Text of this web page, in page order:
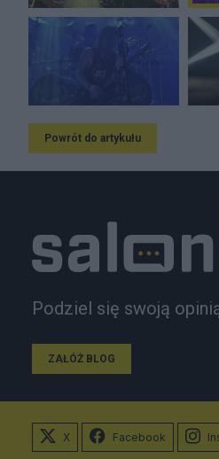
Powrót do artykułu
Podziel się swoją
ZAŁÓŻ BLOG
X Facebook